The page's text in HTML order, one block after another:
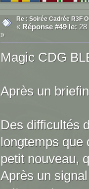
Re : Soirée Cadrée R3F
« Réponse #49 le:28
»
Magic CDG
Après un
Des difficultés
longtemps que
petit nouveau,
Après un